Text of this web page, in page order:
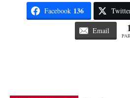
Facebook 136
Email